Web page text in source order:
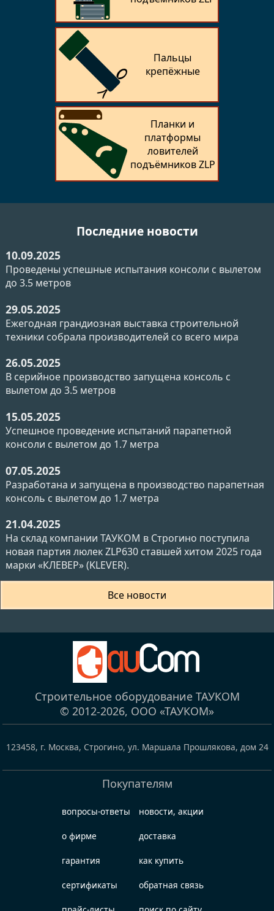
Пальцы
крепёжные
Планки и
платформы
ловителей
подъёмников ZLP
Последние новости
10.09.2025
Проведены успешные испытания консоли с вылетом
до 3.5 метров
29.05.2025
Ежегодная грандиозная выставка строительной
техники собрала производителей со всего мира
26.05.2025
В серийное производство запущена консоль с
вылетом до 3.5 метров
15.05.2025
Успешное проведение испытаний парапетной
консоли с вылетом до 1.7 метра
07.05.2025
Разработана и запущена в производство парапетная
консоль с вылетом до 1.7 метра
21.04.2025
На склад компании ТАУКОМ в Строгино поступила
новая партия люлек ZLP630 ставшей хитом 2025 года
марки «КЛЕВЕР» (KLEVER).
Все новости
Строительное оборудование ТАУКОМ
© 2012-2026, ООО «ТАУКОМ»
123458, г. Москва, Строгино, ул. Маршала Прошлякова, дом 24
Покупателям
вопросы-ответы
о фирме
гарантия
сертификаты
новости, акции
доставка
как купить
обратная связь